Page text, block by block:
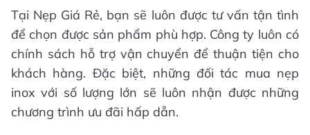
Tại Nẹp Giá Rẻ, bạn sẽ luôn được tư vấn tận tình
để chọn được sản phẩm phù hợp. Công ty luôn có
chính sách hỗ trợ vận chuyển để thuận tiện cho
khách hàng. Đặc biệt, những đối tác mua nẹp
inox với số lượng lớn sẽ luôn nhận được những
chương trình ưu đãi hấp dẫn.